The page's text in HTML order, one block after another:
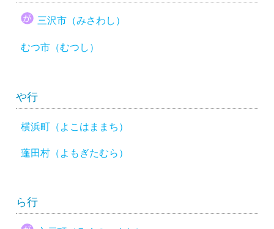
三沢市（みさわし）
むつ市（むつし）
や行
横浜町（よこはままち）
蓬田村（よもぎたむら）
ら行